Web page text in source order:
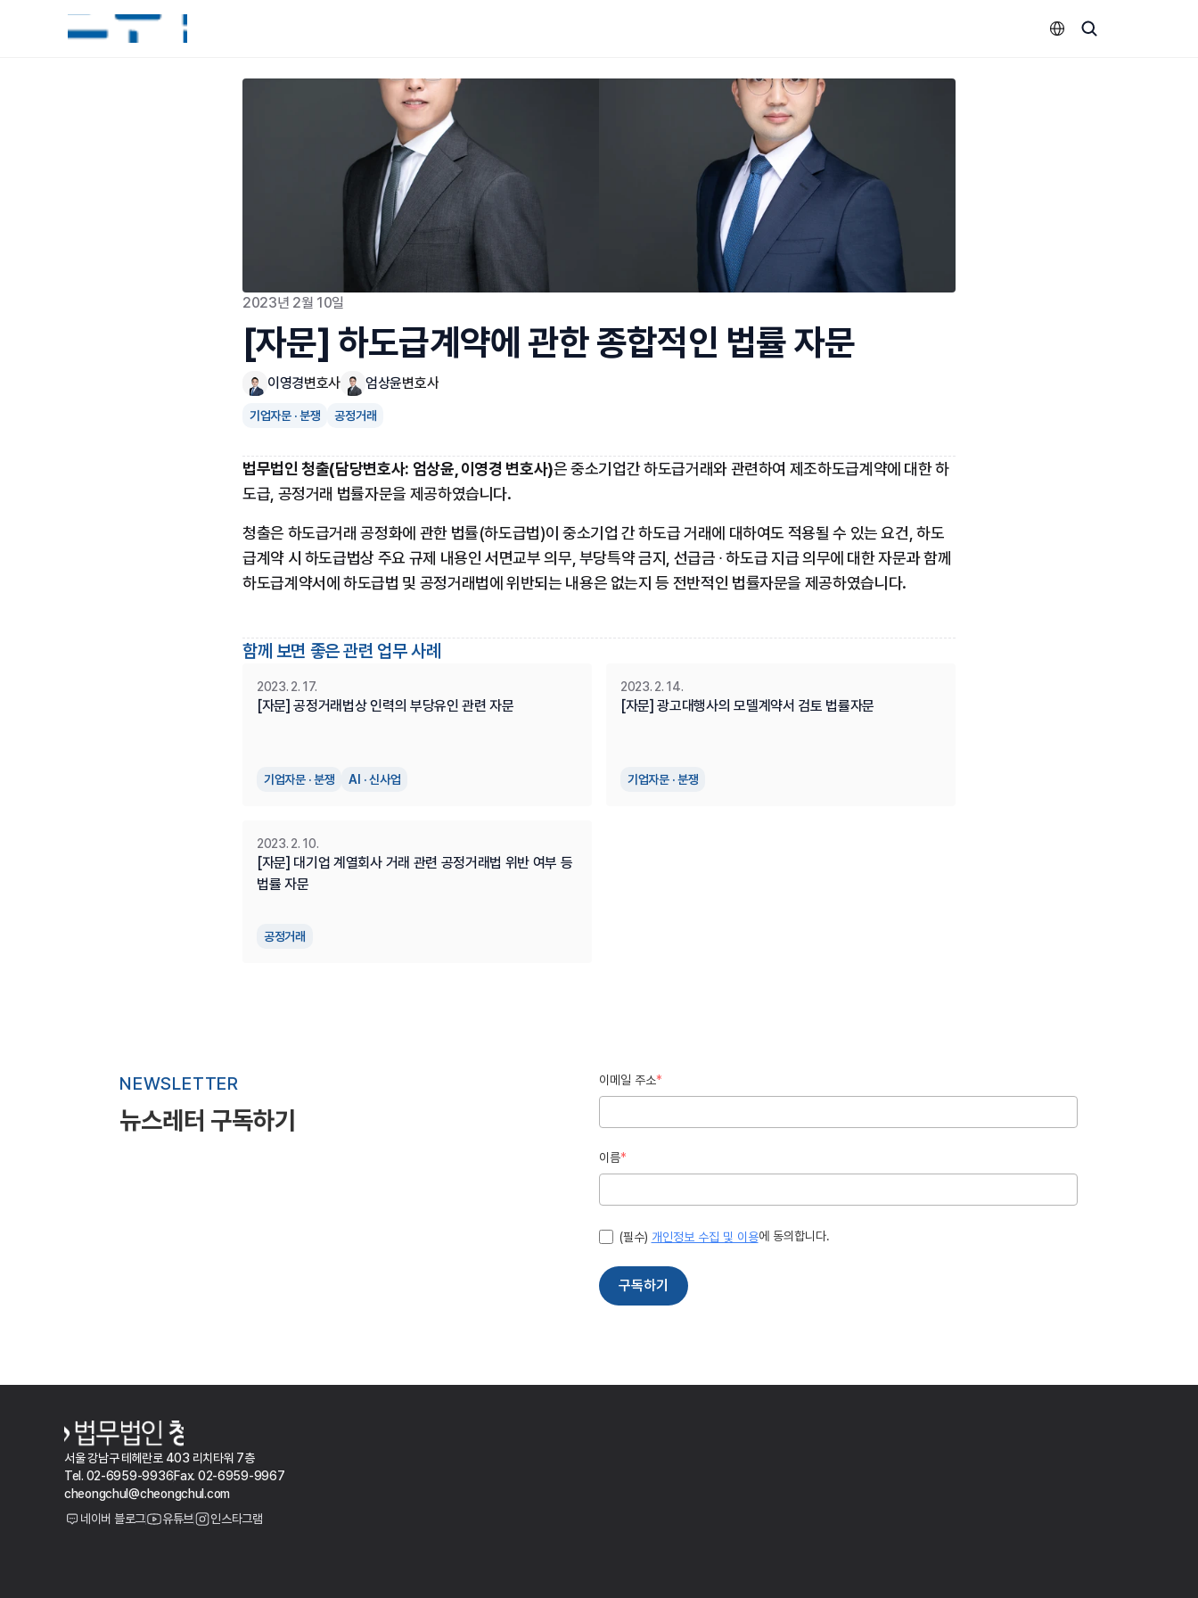
2023년 2월 10일
[자문] 하도급계약에 관한 종합적인 법률 자문
이영경변호사 엄상윤변호사
기업자문 · 분쟁 공정거래
법무법인 청출(담당변호사: 엄상윤, 이영경 변호사)은 중소기업간 하도급거래와 관련하여 제조하도급계약에 대한 하
도급, 공정거래 법률자문을 제공하였습니다.
청출은 하도급거래 공정화에 관한 법률(하도급법)이 중소기업 간 하도급 거래에 대하여도 적용될 수 있는 요건, 하도
급계약 시 하도급법상 주요 규제 내용인 서면교부 의무, 부당특약 금지, 선급금 ∙ 하도급 지급 의무에 대한 자문과 함께
하도급계약서에 하도급법 및 공정거래법에 위반되는 내용은 없는지 등 전반적인 법률자문을 제공하였습니다.
함께 보면 좋은 관련 업무 사례
기업자문 · 분쟁 AI · 신사업
[자문] 공정거래법상 인력의 부당유인 관련 자문
2023. 2. 17.
기업자문 · 분쟁
[자문] 광고대행사의 모델계약서 검토 법률자문
2023. 2. 14.
공정거래
[자문] 대기업 계열회사 거래 관련 공정거래법 위반 여부 등
법률 자문
2023. 2. 10.
Select Language
서울 강남구 테헤란로 403 리치타워 7층
Tel. 02-6959-9936Fax. 02-6959-9967
cheongchul@cheongchul.com
네이버 블로그
유튜브 인스타그램